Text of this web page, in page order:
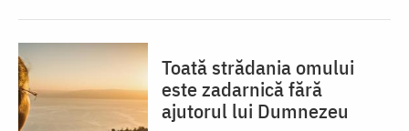
Toată strădania omului
este zadarnică fără
ajutorul lui Dumnezeu